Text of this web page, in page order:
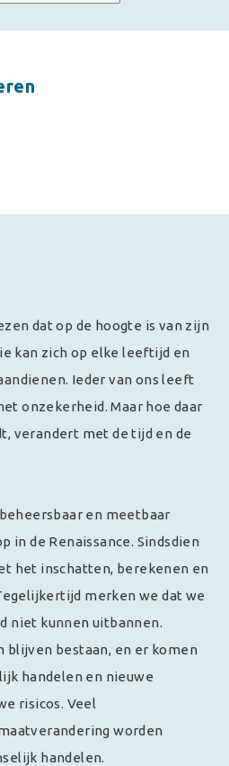
dat op de hoogte is van zijn
kan zich op elke leeftijd en
Ieder van ons leeft
onzekerheid. Maar hoe daar
verandert met de tijd en de
en meetbaar
in de Renaissance. Sindsdien
het inschatten, berekenen en
merken we dat we
niet kunnen uitbannen.
blijven bestaan, en er komen
handelen en nieuwe
risicos. Veel
worden
handelen.